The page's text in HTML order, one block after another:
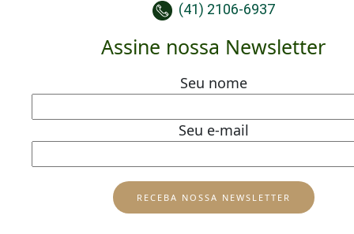
(41) 2106-6937
Assine nossa Newsletter
Seu nome
Seu e-mail